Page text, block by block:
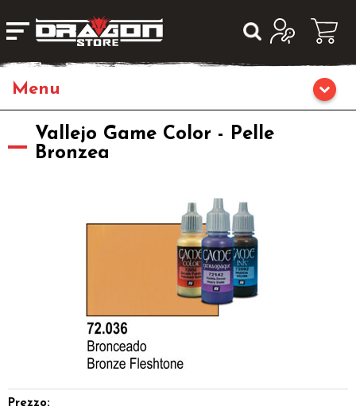
Home
Giochi di Carte Collezionabili
Vallejo Game Color - Pelle
Bronzea
Prezzo: